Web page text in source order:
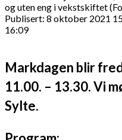
og uten eng i vekstskiftet
Publisert: 8 oktober 2021
16:09
Markdagen blir
11.00. – 13.30. Vi
Sylte.